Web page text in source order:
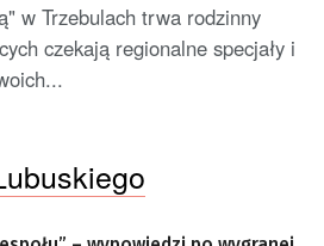
w Trzebulach trwa rodzinny
czekają regionalne specjały i